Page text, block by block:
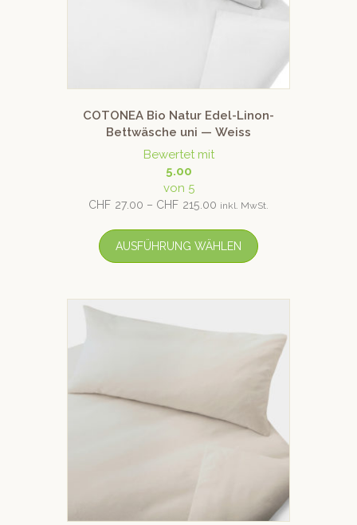
COTONEA Bio Natur Edel-Linon-
Bettwäsche uni — Weiss
Bewertet mit
5.00
von 5
CHF 27.00 – CHF 215.00 inkl. MwSt.
AUSFÜHRUNG WÄHLEN